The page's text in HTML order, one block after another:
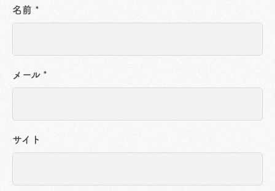
名前 *
メール *
サイト